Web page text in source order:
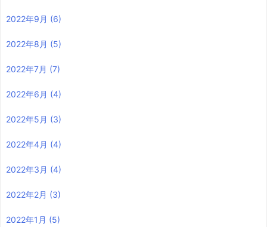
2022年9月 (6)
2022年8月 (5)
2022年7月 (7)
2022年6月 (4)
2022年5月 (3)
2022年4月 (4)
2022年3月 (4)
2022年2月 (3)
2022年1月 (5)